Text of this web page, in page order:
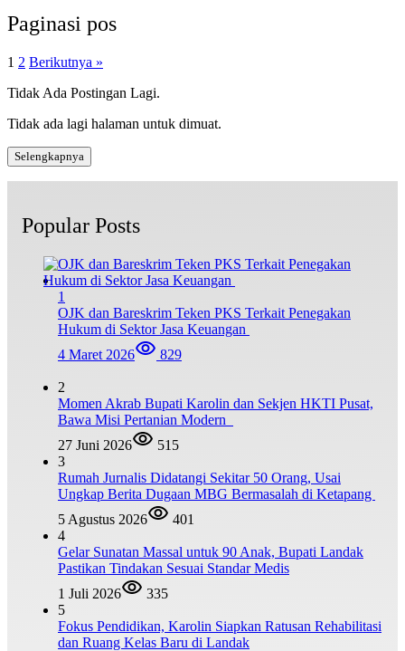
Paginasi pos
1 2 Berikutnya »
Tidak Ada Postingan Lagi.
Tidak ada lagi halaman untuk dimuat.
Selengkapnya
Popular Posts
1
OJK dan Bareskrim Teken PKS Terkait Penegakan
Hukum di Sektor Jasa Keuangan
4 Maret 2026
829
2
Momen Akrab Bupati Karolin dan Sekjen HKTI Pusat,
Bawa Misi Pertanian Modern
27 Juni 2026
515
3
Rumah Jurnalis Didatangi Sekitar 50 Orang, Usai
Ungkap Berita Dugaan MBG Bermasalah di Ketapang
5 Agustus 2026
401
4
Gelar Sunatan Massal untuk 90 Anak, Bupati Landak
Pastikan Tindakan Sesuai Standar Medis
1 Juli 2026
335
5
Fokus Pendidikan, Karolin Siapkan Ratusan Rehabilitasi
dan Ruang Kelas Baru di Landak